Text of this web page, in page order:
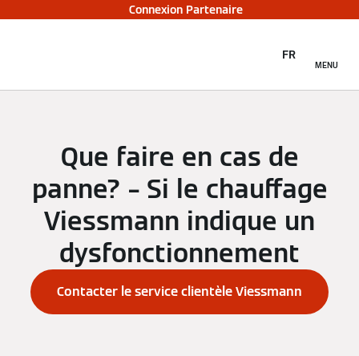
Connexion Partenaire
MENU
FR
Que faire en cas de
panne? – Si le chauffage
Viessmann indique un
dysfonctionnement
Contacter le service clientèle Viessmann